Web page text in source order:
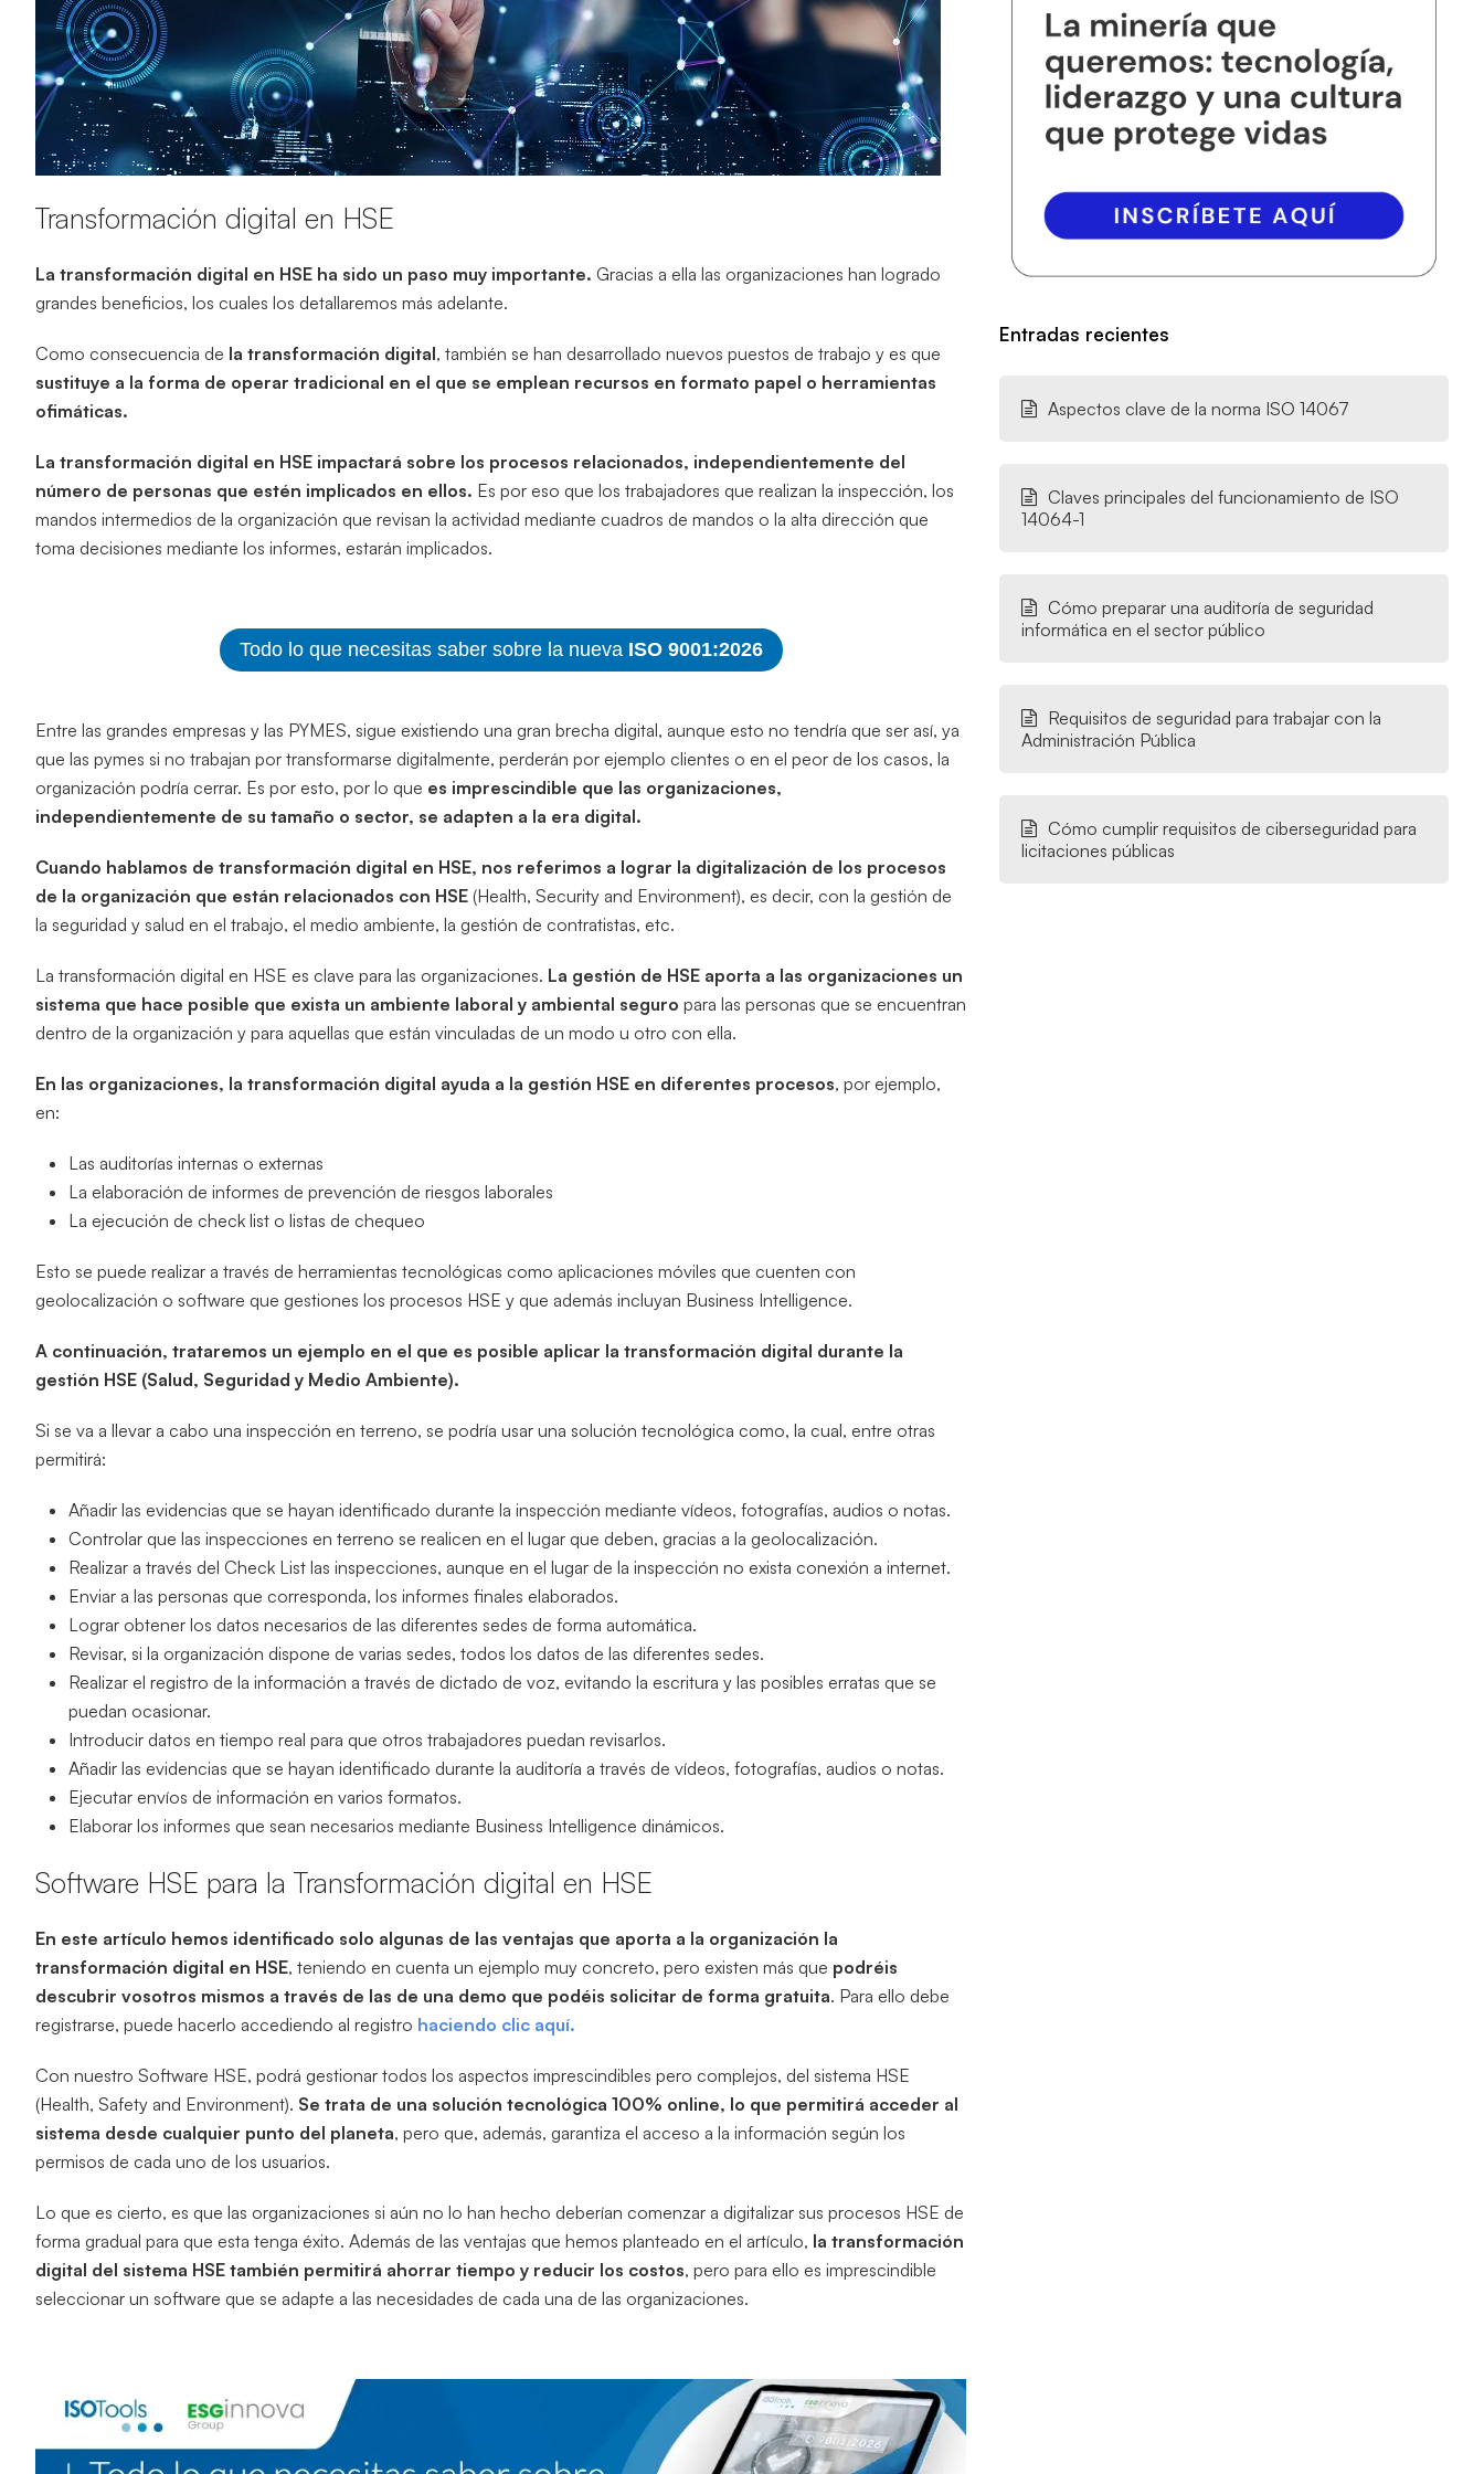
Transformación digital en HSE
La transformación digital en HSE ha sido un paso muy importante. Gracias a ella las organizaciones han logrado
grandes beneficios, los cuales los detallaremos más adelante.
Como consecuencia de la transformación digital, también se han desarrollado nuevos puestos de trabajo y es que
sustituye a la forma de operar tradicional en el que se emplean recursos en formato papel o herramientas
ofimáticas.
La transformación digital en HSE impactará sobre los procesos relacionados, independientemente del
número de personas que estén implicados en ellos. Es por eso que los trabajadores que realizan la inspección, los
mandos intermedios de la organización que revisan la actividad mediante cuadros de mandos o la alta dirección que
toma decisiones mediante los informes, estarán implicados.
Todo lo que necesitas saber sobre la nueva ISO 9001:2026
Entre las grandes empresas y las PYMES, sigue existiendo una gran brecha digital, aunque esto no tendría que ser así, ya
que las pymes si no trabajan por transformarse digitalmente, perderán por ejemplo clientes o en el peor de los casos, la
organización podría cerrar. Es por esto, por lo que es imprescindible que las organizaciones,
independientemente de su tamaño o sector, se adapten a la era digital.
Cuando hablamos de transformación digital en HSE, nos referimos a lograr la digitalización de los procesos
de la organización que están relacionados con HSE (Health, Security and Environment), es decir, con la gestión de
la seguridad y salud en el trabajo, el medio ambiente, la gestión de contratistas, etc.
La transformación digital en HSE es clave para las organizaciones. La gestión de HSE aporta a las organizaciones un
sistema que hace posible que exista un ambiente laboral y ambiental seguro para las personas que se encuentran
dentro de la organización y para aquellas que están vinculadas de un modo u otro con ella.
En las organizaciones, la transformación digital ayuda a la gestión HSE en diferentes procesos, por ejemplo,
en:
Las auditorías internas o externas
La elaboración de informes de prevención de riesgos laborales
La ejecución de check list o listas de chequeo
Esto se puede realizar a través de herramientas tecnológicas como aplicaciones móviles que cuenten con
geolocalización o software que gestiones los procesos HSE y que además incluyan Business Intelligence.
A continuación, trataremos un ejemplo en el que es posible aplicar la transformación digital durante la
gestión HSE (Salud, Seguridad y Medio Ambiente).
Si se va a llevar a cabo una inspección en terreno, se podría usar una solución tecnológica como, la cual, entre otras
permitirá:
Añadir las evidencias que se hayan identificado durante la inspección mediante vídeos, fotografías, audios o notas.
Controlar que las inspecciones en terreno se realicen en el lugar que deben, gracias a la geolocalización.
Realizar a través del Check List las inspecciones, aunque en el lugar de la inspección no exista conexión a internet.
Enviar a las personas que corresponda, los informes finales elaborados.
Lograr obtener los datos necesarios de las diferentes sedes de forma automática.
Revisar, si la organización dispone de varias sedes, todos los datos de las diferentes sedes.
Realizar el registro de la información a través de dictado de voz, evitando la escritura y las posibles erratas que se
puedan ocasionar.
Introducir datos en tiempo real para que otros trabajadores puedan revisarlos.
Añadir las evidencias que se hayan identificado durante la auditoría a través de vídeos, fotografías, audios o notas.
Ejecutar envíos de información en varios formatos.
Elaborar los informes que sean necesarios mediante Business Intelligence dinámicos.
Software HSE para la Transformación digital en HSE
En este artículo hemos identificado solo algunas de las ventajas que aporta a la organización la
transformación digital en HSE, teniendo en cuenta un ejemplo muy concreto, pero existen más que podréis
descubrir vosotros mismos a través de las de una demo que podéis solicitar de forma gratuita. Para ello debe
registrarse, puede hacerlo accediendo al registro haciendo clic aquí.
Con nuestro Software HSE, podrá gestionar todos los aspectos imprescindibles pero complejos, del sistema HSE
(Health, Safety and Environment). Se trata de una solución tecnológica 100% online, lo que permitirá acceder al
sistema desde cualquier punto del planeta, pero que, además, garantiza el acceso a la información según los
permisos de cada uno de los usuarios.
Lo que es cierto, es que las organizaciones si aún no lo han hecho deberían comenzar a digitalizar sus procesos HSE de
forma gradual para que esta tenga éxito. Además de las ventajas que hemos planteado en el artículo, la transformación
digital del sistema HSE también permitirá ahorrar tiempo y reducir los costos, pero para ello es imprescindible
seleccionar un software que se adapte a las necesidades de cada una de las organizaciones.
Entradas recientes
Aspectos clave de la norma ISO 14067
Claves principales del funcionamiento de ISO
14064-1
Cómo preparar una auditoría de seguridad
informática en el sector público
Requisitos de seguridad para trabajar con la
Administración Pública
Cómo cumplir requisitos de ciberseguridad para
licitaciones públicas